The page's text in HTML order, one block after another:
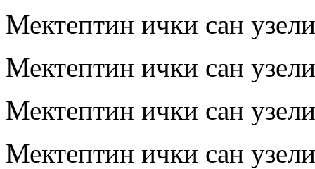
Мектептин ички сан
Мектептин ички сан
Мектептин ички сан
Мектептин ички сан